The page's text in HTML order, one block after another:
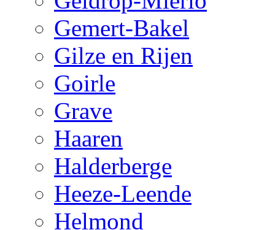
Gemert-Bakel
Gilze en Rijen
Goirle
Grave
Haaren
Halderberge
Heeze-Leende
Helmond